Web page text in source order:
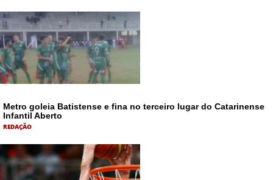
Metro goleia Batistense e fina no terceiro lugar do Catarinense
Infantil Aberto
REDAÇÃO